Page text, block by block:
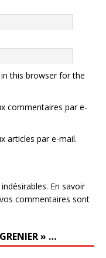
this browser for the
commentaires par e-
articles par e-mail.
En savoir
commentaires sont
» …